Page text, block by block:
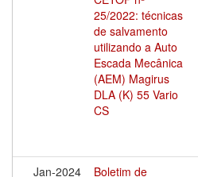
25/2022: técnicas
de salvamento
utilizando a Auto
Escada Mecânica
(AEM) Magirus
DLA (K) 55 Vario
CS
Jan-2024
Boletim de